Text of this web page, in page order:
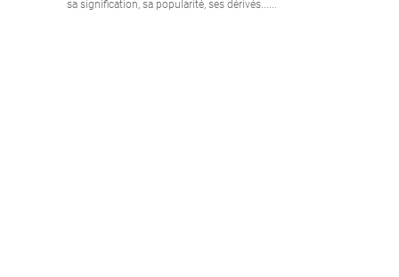
sa signification, sa popularité, ses dérivés......